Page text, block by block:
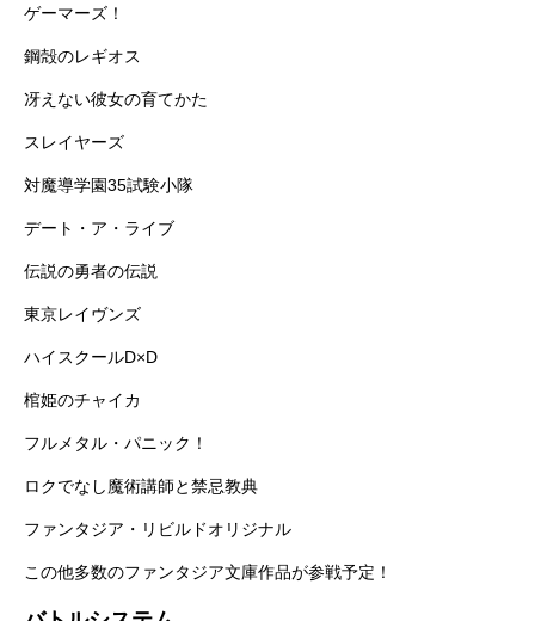
ゲーマーズ！
鋼殻のレギオス
冴えない彼女の育てかた
スレイヤーズ
対魔導学園35試験小隊
デート・ア・ライブ
伝説の勇者の伝説
東京レイヴンズ
ハイスクールD×D
棺姫のチャイカ
フルメタル・パニック！
ロクでなし魔術講師と禁忌教典
ファンタジア・リビルドオリジナル
この他多数のファンタジア文庫作品が参戦予定！